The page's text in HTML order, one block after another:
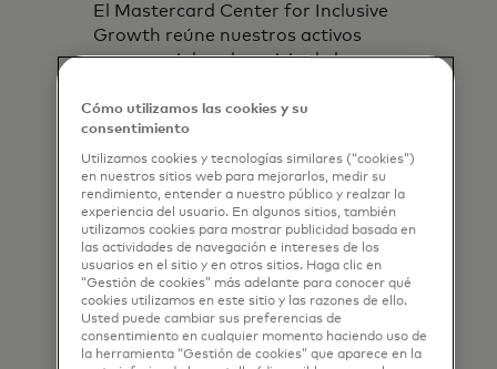
El Mastercard Center for Inclusive
Growth reúne nuestros activos
empresariales al servicio de las
Cómo utilizamos las cookies y su
consentimiento
Utilizamos cookies y tecnologías similares (“cookies”)
en nuestros sitios web para mejorarlos, medir su
rendimiento, entender a nuestro público y realzar la
experiencia del usuario. En algunos sitios, también
utilizamos cookies para mostrar publicidad basada en
las actividades de navegación e intereses de los
usuarios en el sitio y en otros sitios. Haga clic en
“Gestión de cookies” más adelante para conocer qué
cookies utilizamos en este sitio y las razones de ello.
Usted puede cambiar sus preferencias de
consentimiento en cualquier momento haciendo uso de
la herramienta “Gestión de cookies” que aparece en la